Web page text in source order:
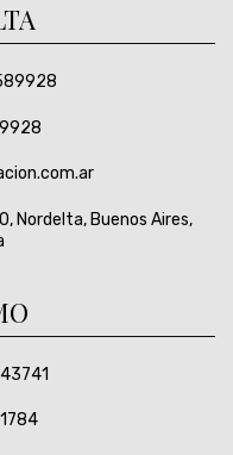
Nordelta, Buenos Aires,